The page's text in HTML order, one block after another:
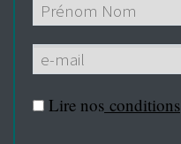
Lire nos conditions